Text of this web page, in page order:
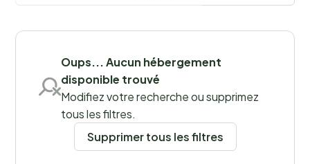
en camping, grâce à la diversité de ses activités et à la
Oups... Aucun hébergement
disponible trouvé
Modifiez votre recherche ou supprimez
tous les filtres.
Supprimer tous les filtres